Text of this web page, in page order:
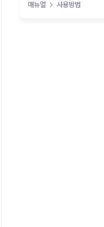
매뉴얼 사용방법